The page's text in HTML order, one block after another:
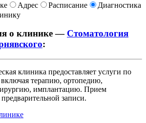
Адрес Расписание
Диагностика
о клинике — Стоматология
:
клиника предоставляет услуги по
включая терапию, ортопедию,
имплантацию. Прием
записи.